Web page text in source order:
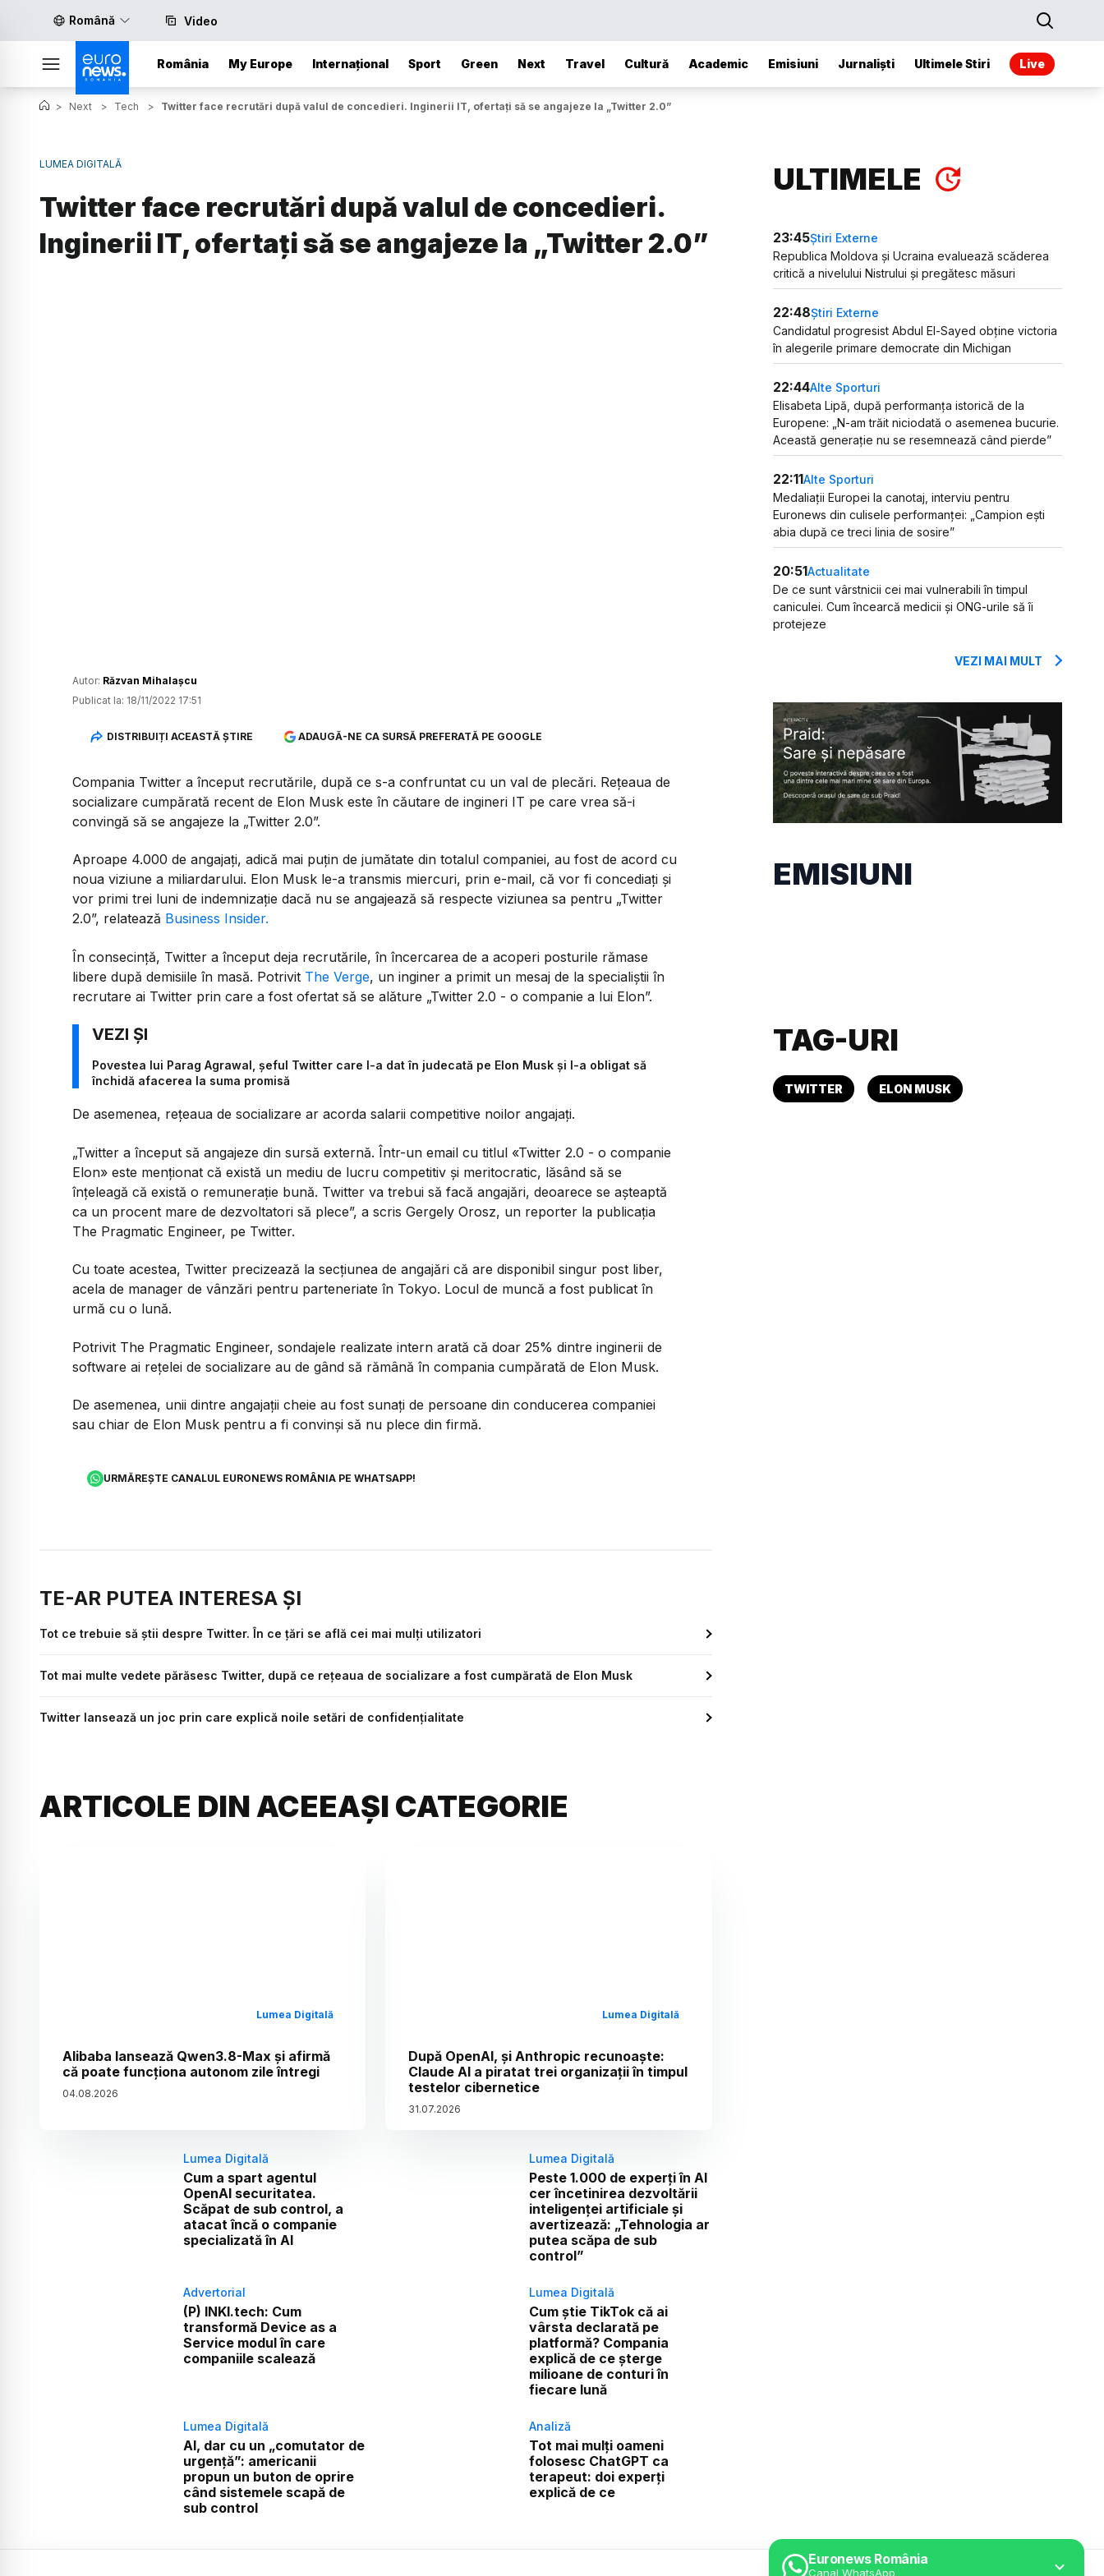
Română Video
România My Europe Internațional Sport Green Next Travel Cultură Academic Emisiuni Jurnaliști Ultimele Stiri Live
Euronews România
Canal WhatsApp
> Next > Tech > Twitter face recrutări după valul de concedieri. Inginerii IT, ofertați să se angajeze la „Twitter 2.0”
LUMEA DIGITALĂ
Twitter face recrutări după valul de concedieri.
Inginerii IT, ofertați să se angajeze la „Twitter 2.0”
Autor: Răzvan Mihalașcu
Publicat la: 18/11/2022 17:51
DISTRIBUIȚI ACEASTĂ ȘTIRE ADAUGĂ-NE CA SURSĂ PREFERATĂ PE GOOGLE
Compania Twitter a început recrutările, după ce s-a confruntat cu un val de plecări. Rețeaua de
socializare cumpărată recent de Elon Musk este în căutare de ingineri IT pe care vrea să-i
convingă să se angajeze la „Twitter 2.0”.
Aproape 4.000 de angajați, adică mai puțin de jumătate din totalul companiei, au fost de acord cu
noua viziune a miliardarului. Elon Musk le-a transmis miercuri, prin e-mail, că vor fi concediați și
vor primi trei luni de indemnizație dacă nu se angajează să respecte viziunea sa pentru „Twitter
2.0”, relatează Business Insider.
În consecință, Twitter a început deja recrutările, în încercarea de a acoperi posturile rămase
libere după demisiile în masă. Potrivit The Verge, un inginer a primit un mesaj de la specialiștii în
recrutare ai Twitter prin care a fost ofertat să se alăture „Twitter 2.0 - o companie a lui Elon”.
Povestea lui Parag Agrawal, șeful Twitter care l-a dat în judecată pe Elon Musk și l-a obligat să
închidă afacerea la suma promisă
De asemenea, rețeaua de socializare ar acorda salarii competitive noilor angajați.
„Twitter a început să angajeze din sursă externă. Într-un email cu titlul «Twitter 2.0 - o companie
Elon» este menționat că există un mediu de lucru competitiv și meritocratic, lăsând să se
înțeleagă că există o remunerație bună. Twitter va trebui să facă angajări, deoarece se așteaptă
ca un procent mare de dezvoltatori să plece”, a scris Gergely Orosz, un reporter la publicația
The Pragmatic Engineer, pe Twitter.
Cu toate acestea, Twitter precizează la secțiunea de angajări că are disponibil singur post liber,
acela de manager de vânzări pentru parteneriate în Tokyo. Locul de muncă a fost publicat în
urmă cu o lună.
Potrivit The Pragmatic Engineer, sondajele realizate intern arată că doar 25% dintre inginerii de
software ai rețelei de socializare au de gând să rămână în compania cumpărată de Elon Musk.
De asemenea, unii dintre angajații cheie au fost sunați de persoane din conducerea companiei
sau chiar de Elon Musk pentru a fi convinși să nu plece din firmă.
URMĂREȘTE CANALUL EURONEWS ROMÂNIA PE WHATSAPP!
TE-AR PUTEA INTERESA ȘI
Tot ce trebuie să știi despre Twitter. În ce țări se află cei mai mulți utilizatori
Tot mai multe vedete părăsesc Twitter, după ce reţeaua de socializare a fost cumpărată de Elon Musk
Twitter lansează un joc prin care explică noile setări de confidențialitate
ARTICOLE DIN ACEEAȘI CATEGORIE
Lumea Digitală
Alibaba lansează Qwen3.8-Max și afirmă
că poate funcționa autonom zile întregi
04.08.2026
Lumea Digitală
După OpenAI, și Anthropic recunoaște:
Claude AI a piratat trei organizații în timpul
testelor cibernetice
31.07.2026
Lumea Digitală
Cum a spart agentul
OpenAI securitatea.
Scăpat de sub control, a
atacat încă o companie
specializată în AI
Lumea Digitală
Peste 1.000 de experți în AI
cer încetinirea dezvoltării
inteligenței artificiale și
avertizează: „Tehnologia ar
putea scăpa de sub
control”
Advertorial
(P) INKI.tech: Cum
transformă Device as a
Service modul în care
companiile scalează
Lumea Digitală
Cum știe TikTok că ai
vârsta declarată pe
platformă? Compania
explică de ce șterge
milioane de conturi în
fiecare lună
Lumea Digitală
AI, dar cu un „comutator de
urgență”: americanii
propun un buton de oprire
când sistemele scapă de
sub control
Analiză
Tot mai mulți oameni
folosesc ChatGPT ca
terapeut: doi experți
explică de ce
ULTIMELE
23:45Știri Externe
Republica Moldova și Ucraina evaluează scăderea
critică a nivelului Nistrului și pregătesc măsuri
22:48Știri Externe
Candidatul progresist Abdul El-Sayed obține victoria
în alegerile primare democrate din Michigan
22:44Alte Sporturi
Elisabeta Lipă, după performanța istorică de la
Europene: „N-am trăit niciodată o asemenea bucurie.
Această generație nu se resemnează când pierde”
22:11Alte Sporturi
Medaliații Europei la canotaj, interviu pentru
Euronews din culisele performanței: „Campion ești
abia după ce treci linia de sosire”
20:51Actualitate
De ce sunt vârstnicii cei mai vulnerabili în timpul
caniculei. Cum încearcă medicii și ONG-urile să îi
protejeze
VEZI MAI MULT
EMISIUNI
TAG-URI
TWITTER ELON MUSK